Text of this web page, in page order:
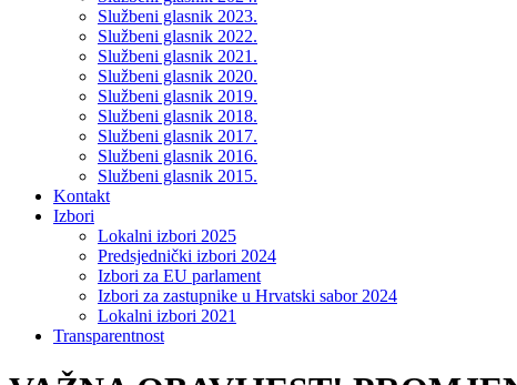
Službeni glasnik 2023.
Službeni glasnik 2022.
Službeni glasnik 2021.
Službeni glasnik 2020.
Službeni glasnik 2019.
Službeni glasnik 2018.
Službeni glasnik 2017.
Službeni glasnik 2016.
Službeni glasnik 2015.
Kontakt
Izbori
Lokalni izbori 2025
Predsjednički izbori 2024
Izbori za EU parlament
Izbori za zastupnike u Hrvatski sabor 2024
Lokalni izbori 2021
Transparentnost